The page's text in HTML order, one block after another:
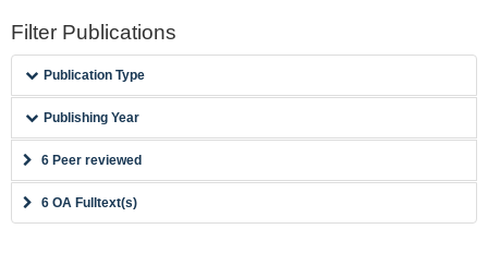
Filter Publications
Publication Type
Publishing Year
6 Peer reviewed
6 OA Fulltext(s)